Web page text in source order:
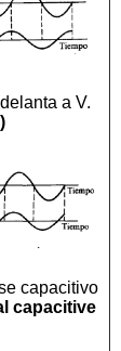
a V.
capacitivo
capacitive